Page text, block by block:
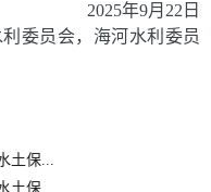
2025年9月 22 日
利委员会， 海河水利委员
土保...
土保...